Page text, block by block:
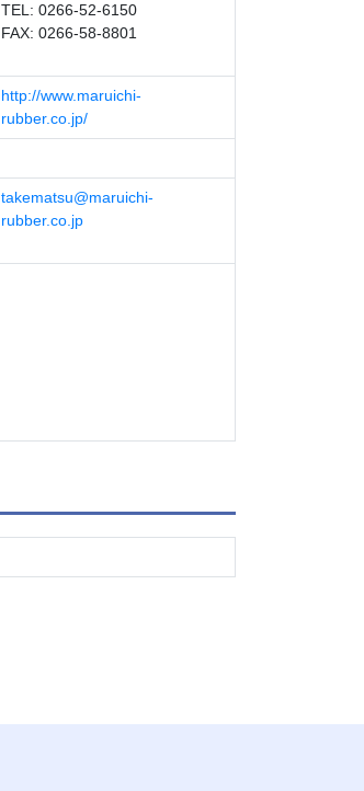
TEL: 0266-52-6150
FAX: 0266-58-8801
http://www.maruichi-
rubber.co.jp/
takematsu@maruichi-
rubber.co.jp